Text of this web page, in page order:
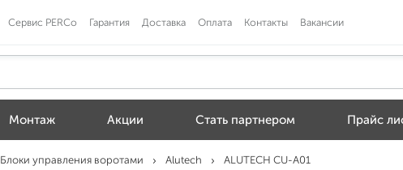
Сервис PERCo Гарантия Доставка Оплата Контакты Вакансии
Монтаж Акции Стать партнером Прайс
Блоки управления воротами Alutech ALUTECH CU-A01